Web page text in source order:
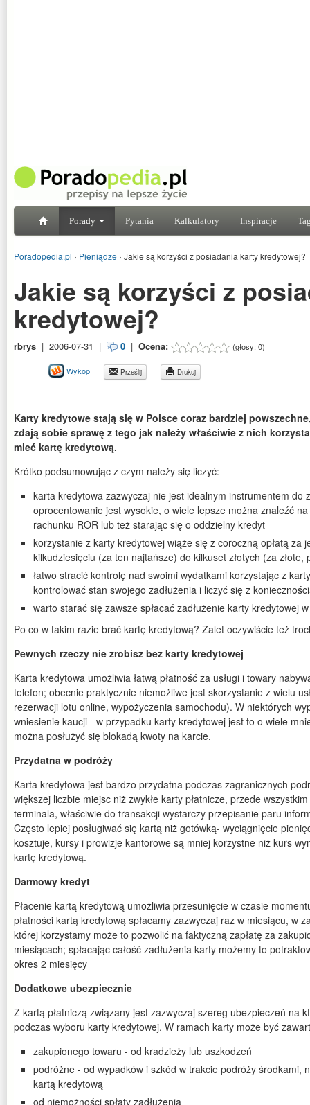
Porady Pytania Kalkulatory Inspiracje
Poradopedia.pl › Pieniądze › Jakie są korzyści z posiadania karty kredytowej?
Jakie są korzyści z
kredytowej?
rbrys | 2006-07-31 | 0 | Ocena: (głosy: 0)
Wykop Prześlij Drukuj
Karty kredytowe stają się w Polsce coraz bardziej
zdają sobie sprawę z tego jak należy właściwie z nich
mieć kartę kredytową.
Krótko podsumowując z czym należy się liczyć:
karta kredytowa zazwyczaj nie jest idealnym instrumentem do
oprocentowanie jest wysokie, o wiele lepsze można znaleźć
rachunku ROR lub też starając się o oddzielny kredyt
korzystanie z karty kredytowej wiąże się z coroczną opłatą za
kilkudziesięciu (za ten najtańsze) do kilkuset złotych (za złote,
łatwo stracić kontrolę nad swoimi wydatkami korzystając z
kontrolować stan swojego zadłużenia i liczyć się z
warto starać się zawsze spłacać zadłużenie karty kredytowej w
Po co w takim razie brać kartę kredytową? Zalet oczywiście też
Pewnych rzeczy nie zrobisz bez karty kredytowej
Karta kredytowa umożliwia łatwą płatność za usługi i towary
telefon; obecnie praktycznie niemożliwe jest skorzystanie z wielu
rezerwacji lotu online, wypożyczenia samochodu). W niektórych
wniesienie kaucji - w przypadku karty kredytowej jest to o wiele
można posłużyć się blokadą kwoty na karcie.
Przydatna w podróży
Karta kredytowa jest bardzo przydatna podczas zagranicznych
większej liczbie miejsc niż zwykłe karty płatnicze, przede
terminala, właściwie do transakcji wystarczy przepisanie paru
Często lepiej posługiwać się kartą niż gotówką- wyciągnięcie
kosztuje, kursy i prowizje kantorowe są mniej korzystne niż kurs
kartę kredytową.
Darmowy kredyt
Płacenie kartą kredytową umożliwia przesunięcie w czasie
płatności kartą kredytową spłacamy zazwyczaj raz w miesiącu, w
której korzystamy może to pozwolić na faktyczną zapłatę za
miesiącach; spłacając całość zadłużenia karty możemy to
okres 2 miesięcy
Dodatkowe ubezpiecznie
Z kartą płatniczą związany jest zazwyczaj szereg ubezpieczeń na
podczas wyboru karty kredytowej. W ramach karty może być
zakupionego towaru - od kradzieży lub uszkodzeń
podróżne - od wypadków i szkód w trakcie podróży środkami,
kartą kredytową
od niemożności spłaty zadłużenia